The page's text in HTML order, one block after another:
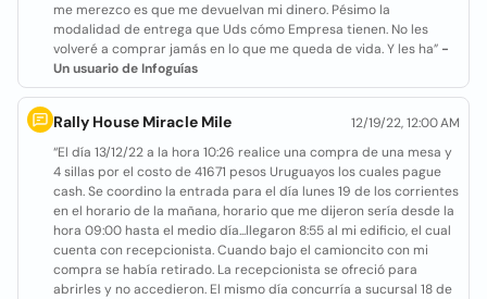
me merezco es que me devuelvan mi dinero. Pésimo la
modalidad de entrega que Uds cómo Empresa tienen. No les
volveré a comprar jamás en lo que me queda de vida. Y les ha” -
Un usuario de Infoguías
Rally House Miracle Mile
12/19/22, 12:00 AM
“El día 13/12/22 a la hora 10:26 realice una compra de una mesa y
4 sillas por el costo de 41671 pesos Uruguayos los cuales pague
cash. Se coordino la entrada para el día lunes 19 de los corrientes
en el horario de la mañana, horario que me dijeron sería desde la
hora 09:00 hasta el medio día...llegaron 8:55 al mi edificio, el cual
cuenta con recepcionista. Cuando bajo el camioncito con mi
compra se había retirado. La recepcionista se ofreció para
abrirles y no accedieron. El mismo día concurría a sucursal 18 de